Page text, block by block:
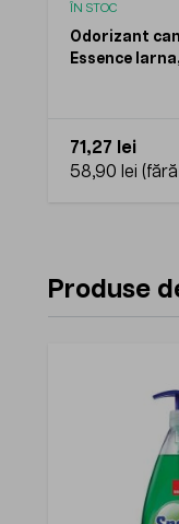
ÎN STOC
Odorizant
Essence
71,27 lei
58,90 lei
Produse